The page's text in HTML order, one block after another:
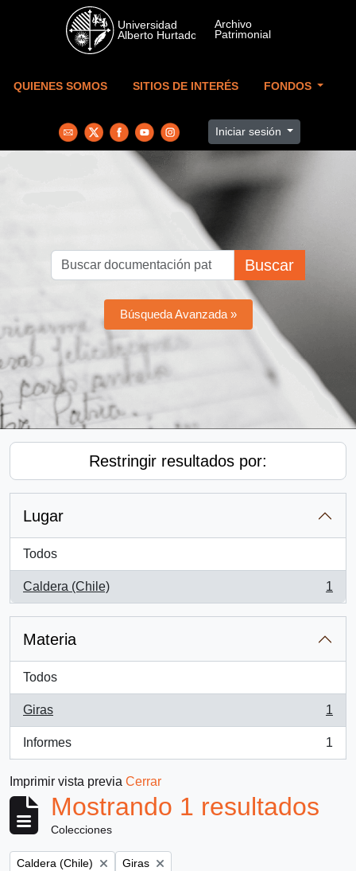
Skip to main content
QUIENES SOMOS SITIOS DE INTERÉS FONDOS
Iniciar sesión
Buscar
Búsqueda Avanzada »
Restringir resultados por:
Lugar
Todos
Caldera (Chile)
, 1 resultados
1
Materia
Todos
Giras
, 1 resultados
1
Informes
, 1 resultados
1
Imprimir vista previa Cerrar
Mostrando 1 resultados
Colecciones
Remove filter:
Caldera (Chile) Remove filter:
Giras